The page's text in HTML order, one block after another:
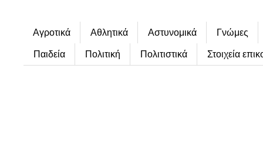
Αγροτικά Αθλητικά Αστυνομικά Γνώμες
Παιδεία Πολιτική Πολιτιστικά Στοιχεία